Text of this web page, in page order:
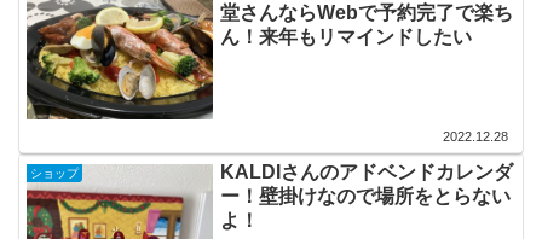
堂さんならWebで予約完了で楽ち
ん！来年もリマインドしたい
2022.12.28
ショップ
KALDIさんのアドベンドカレンダ
ー！壁掛けなので場所をとらない
よ！